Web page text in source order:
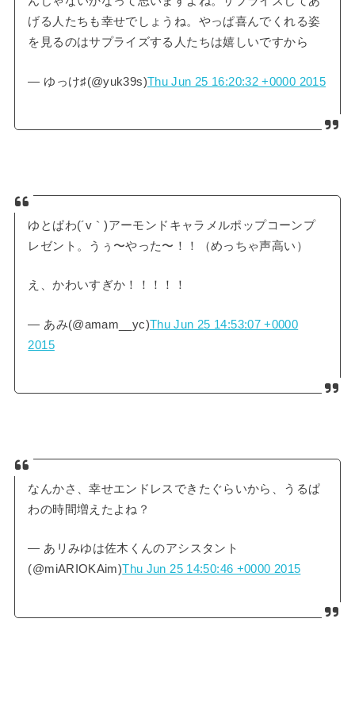
げる人たちも幸せでしょうね。やっぱ喜んでくれる姿
を見るのはサプライズする人たちは嬉しいですから
— ゆっけ♯(@yuk39s)Thu Jun 25 16:20:32 +0000 2015
ゆとぱわ(´v｀)アーモンドキャラメルポップコーンプ
レゼント。うぅ〜やった〜！！（めっちゃ声高い）
え、かわいすぎか！！！！！
— あみ(@amam__yc)Thu Jun 25 14:53:07 +0000
2015
なんかさ、幸せエンドレスできたぐらいから、うるぱ
わの時間増えたよね？
— あリみゆは佐木くんのアシスタント
(@miARIOKAim)Thu Jun 25 14:50:46 +0000 2015